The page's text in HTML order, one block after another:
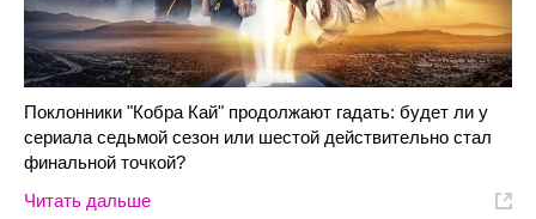
Поклонники "Кобра Кай" продолжают гадать: будет ли у
сериала седьмой сезон или шестой действительно стал
финальной точкой?
Читать дальше